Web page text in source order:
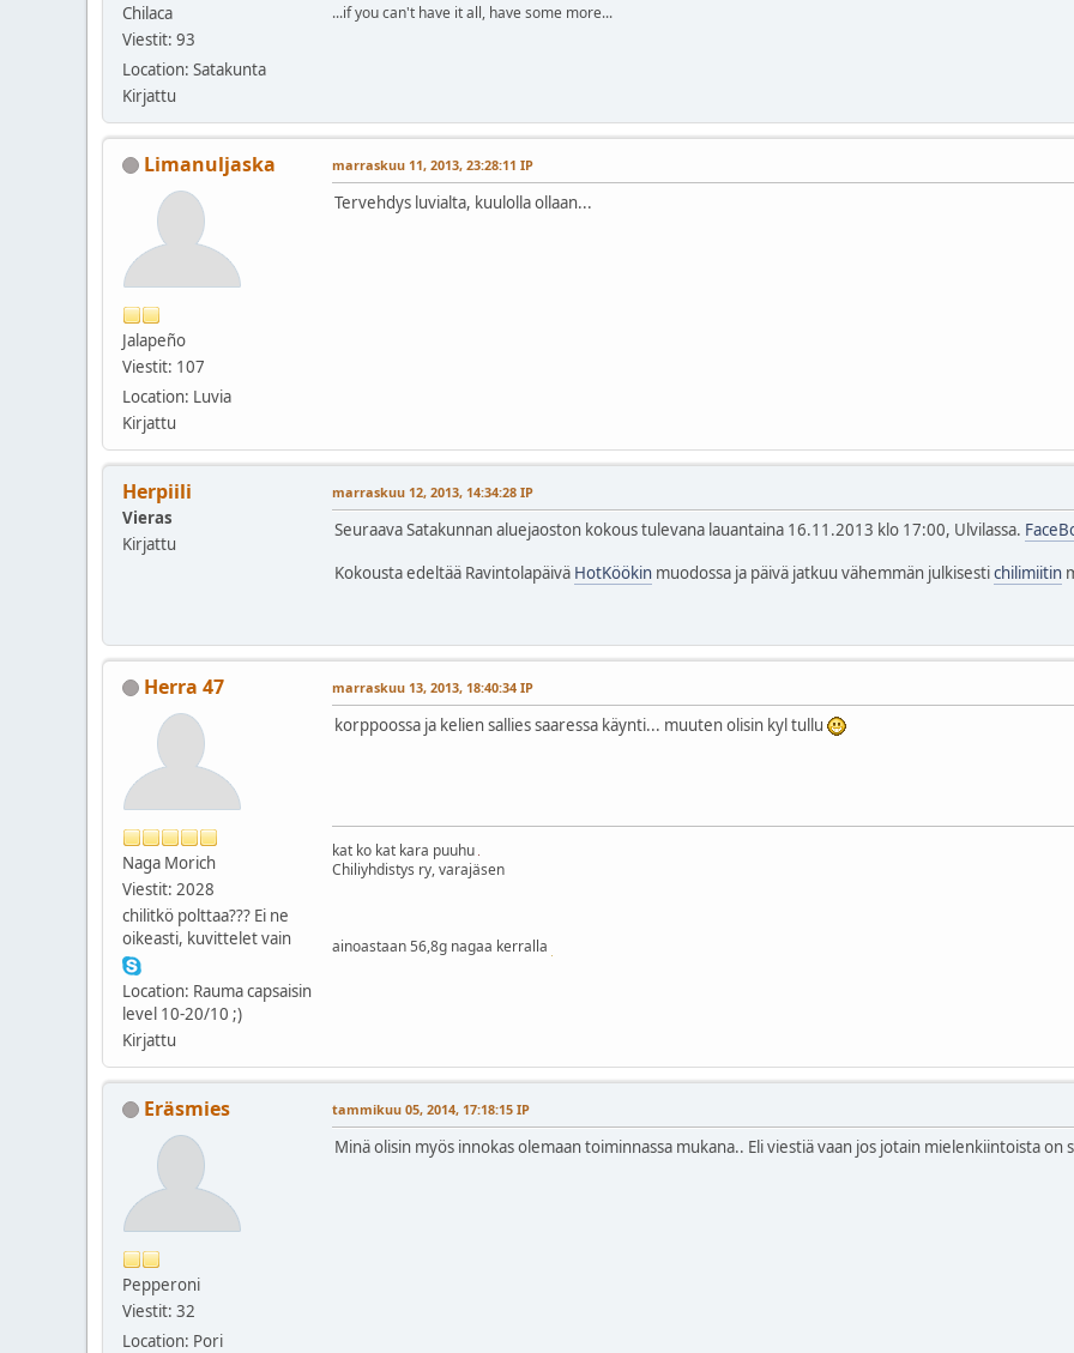
Chilaca
Viestit: 93
Location: Satakunta
Kirjattu
...if you can't have it all, have some more...
Limanuljaska
Jalapeño
Viestit: 107
Location: Luvia
Kirjattu
marraskuu 11, 2013, 23:28:11 IP
Tervehdys luvialta, kuulolla ollaan...
Herpiili
Vieras
Kirjattu
marraskuu 12, 2013, 14:34:28 IP
Seuraava Satakunnan aluejaoston kokous tulevana lauantaina 16.11.2013 klo 17:00, Ulvilassa.
Kokousta edeltää Ravintolapäivä HotKöökin muodossa ja päivä jatkuu vähemmän julkisestichilimiitin
Herra 47
Naga Morich
Viestit: 2028
chilitkö polttaa??? Ei ne
oikeasti, kuvittelet vain
Location: Rauma capsaisin
level 10-20/10 ;)
Kirjattu
marraskuu 13, 2013, 18:40:34 IP
korppoossa ja kelien sallies saaressa käynti... muuten olisin kyl tullu
kat ko kat kara puuhu
Chiliyhdistys ry, varajäsen
ainoastaan 56,8g nagaa kerralla
Eräsmies
Pepperoni
Viestit: 32
Location: Pori
tammikuu 05, 2014, 17:18:15 IP
Minä olisin myös innokas olemaan toiminnassa mukana.. Eli viestiä vaan jos jotain mielenkiintoista on